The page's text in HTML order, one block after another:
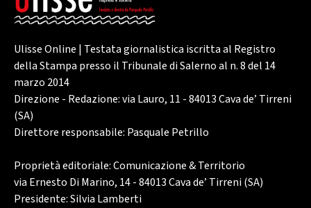
Ulisse Online | Testata giornalistica iscritta al Registro
della Stampa presso il Tribunale di Salerno al n. 8 del 14
marzo 2014
Direzione - Redazione: via Lauro, 11 - 84013 Cava de’ Tirreni
(SA)
Direttore responsabile: Pasquale Petrillo
Proprietà editoriale: Comunicazione & Territorio
via Ernesto Di Marino, 14 - 84013 Cava de’ Tirreni (SA)
Presidente: Silvia Lamberti